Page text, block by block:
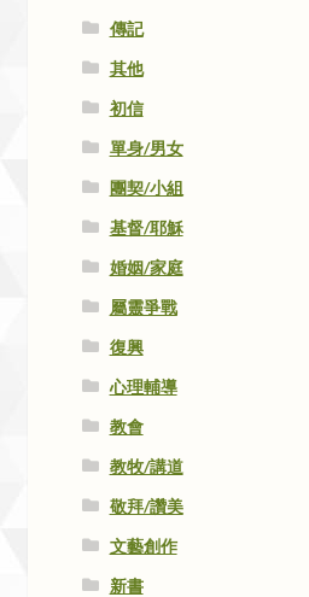
傳記
其他
初信
單身/男女
團契/小組
基督/耶穌
婚姻/家庭
屬靈爭戰
復興
心理輔導
教會
教牧/講道
敬拜/讚美
文藝創作
新書